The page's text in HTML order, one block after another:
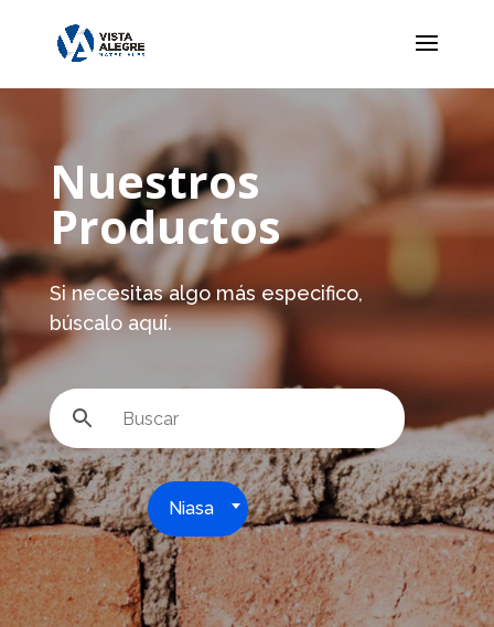
Nuestros
Productos
Si necesitas algo más especifico,
búscalo aquí.
Niasa